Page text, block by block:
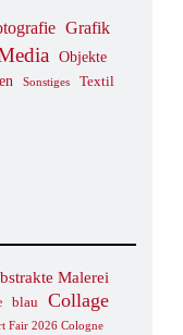
Grafik
Objekte
Sonstiges Textil
Malerei
blau
Collage
Fair 2026 Cologne